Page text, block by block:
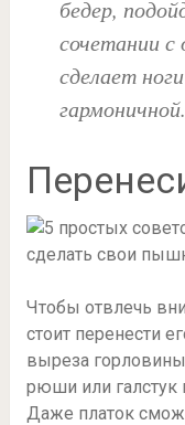
бедер,
сочетании с
сделает
гармоничной.
Чтобы отвлечь
стоит перенести
выреза горловины
рюши или галстук
Даже платок